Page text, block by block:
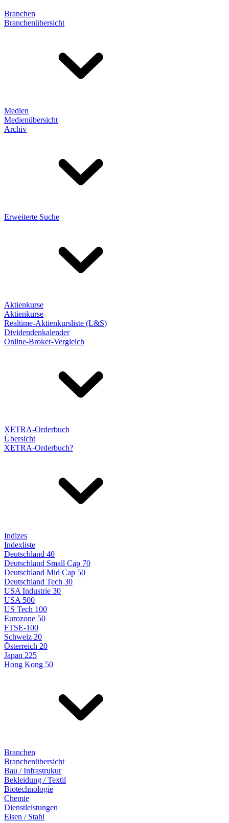
Branchen
Branchenübersicht
Medien
Medienübersicht
Archiv
Erweiterte Suche
Aktienkurse
Aktienkurse
Realtime-Aktienkursliste (L&S)
Dividendenkalender
Online-Broker-Vergleich
XETRA-Orderbuch
Übersicht
XETRA-Orderbuch?
Indizes
Indexliste
Deutschland 40
Deutschland Small Cap 70
Deutschland Mid Cap 50
Deutschland Tech 30
USA Industrie 30
USA 500
US Tech 100
Eurozone 50
FTSE-100
Schweiz 20
Österreich 20
Japan 225
Hong Kong 50
Branchen
Branchenübersicht
Bau / Infrastrukur
Bekleidung / Textil
Biotechnologie
Chemie
Dienstleistungen
Eisen / Stahl